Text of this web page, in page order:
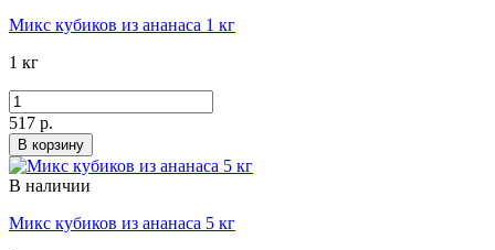
Микс кубиков из ананаса 1 кг
1 кг
517 р.
В корзину
В наличии
Микс кубиков из ананаса 5 кг